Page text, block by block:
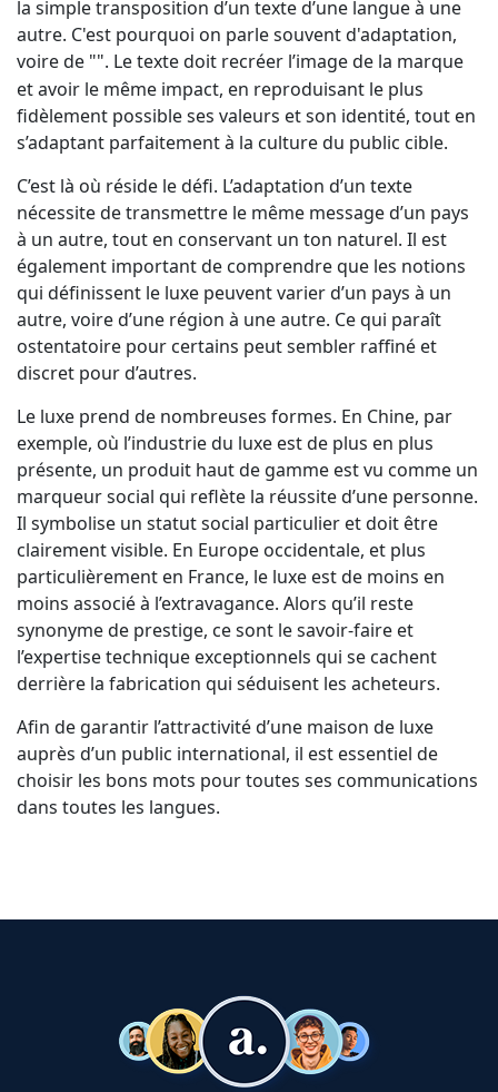
la simple transposition d’un texte d’une langue à une
autre. C'est pourquoi on parle souvent d'adaptation,
voire de "". Le texte doit recréer l’image de la marque
et avoir le même impact, en reproduisant le plus
fidèlement possible ses valeurs et son identité, tout en
s’adaptant parfaitement à la culture du public cible.
C’est là où réside le défi. L’adaptation d’un texte
nécessite de transmettre le même message d’un pays
à un autre, tout en conservant un ton naturel. Il est
également important de comprendre que les notions
qui définissent le luxe peuvent varier d’un pays à un
autre, voire d’une région à une autre. Ce qui paraît
ostentatoire pour certains peut sembler raffiné et
discret pour d’autres.
Le luxe prend de nombreuses formes. En Chine, par
exemple, où l’industrie du luxe est de plus en plus
présente, un produit haut de gamme est vu comme un
marqueur social qui reflète la réussite d’une personne.
Il symbolise un statut social particulier et doit être
clairement visible. En Europe occidentale, et plus
particulièrement en France, le luxe est de moins en
moins associé à l’extravagance. Alors qu’il reste
synonyme de prestige, ce sont le savoir-faire et
l’expertise technique exceptionnels qui se cachent
derrière la fabrication qui séduisent les acheteurs.
Afin de garantir l’attractivité d’une maison de luxe
auprès d’un public international, il est essentiel de
choisir les bons mots pour toutes ses communications
dans toutes les langues.